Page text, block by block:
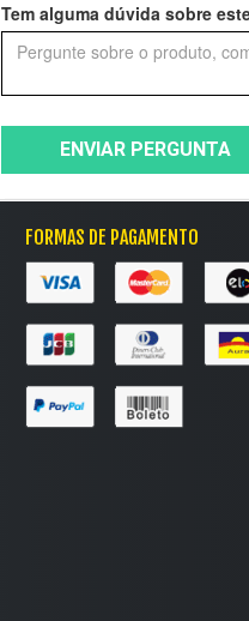
Tem alguma dúvida sobre
ENVIAR PERGUNTA
FORMAS DE PAGAMENTO